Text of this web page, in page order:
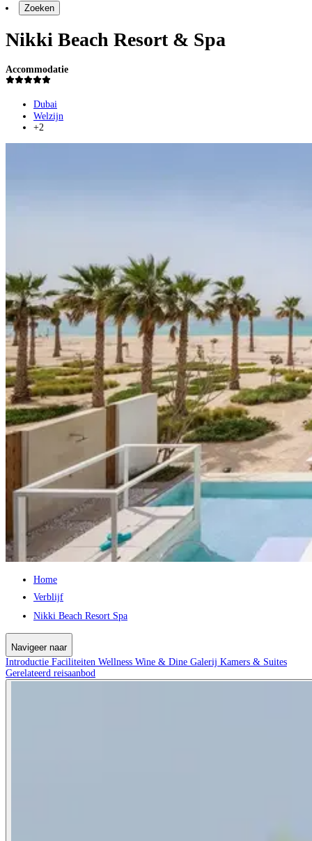
Zoeken
Nikki Beach Resort & Spa
Accommodatie
Dubai
Welzijn
+2
Home
Verblijf
Nikki Beach Resort Spa
Navigeer naar
Introductie Faciliteiten Wellness Wine & Dine Galerij Kamers & Suites
Gerelateerd reisaanbod